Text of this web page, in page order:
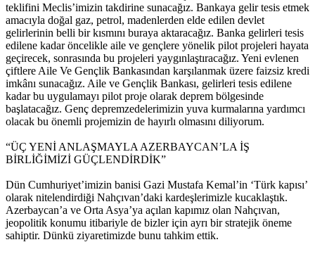
teklifini Meclis’imizin takdirine sunacağız. Bankaya gelir tesis etmek
amacıyla doğal gaz, petrol, madenlerden elde edilen devlet
gelirlerinin belli bir kısmını buraya aktaracağız. Banka gelirleri tesis
edilene kadar öncelikle aile ve gençlere yönelik pilot projeleri hayata
geçirecek, sonrasında bu projeleri yaygınlaştıracağız. Yeni evlenen
çiftlere Aile Ve Gençlik Bankasından karşılanmak üzere faizsiz kredi
imkânı sunacağız. Aile ve Gençlik Bankası, gelirleri tesis edilene
kadar bu uygulamayı pilot proje olarak deprem bölgesinde
başlatacağız. Genç depremzedelerimizin yuva kurmalarına yardımcı
olacak bu önemli projemizin de hayırlı olmasını diliyorum.
“ÜÇ YENİ ANLAŞMAYLA AZERBAYCAN’LA İŞ
BİRLİĞİMİZİ GÜÇLENDİRDİK”
Dün Cumhuriyet’imizin banisi Gazi Mustafa Kemal’in ‘Türk kapısı’
olarak nitelendirdiği Nahçıvan’daki kardeşlerimizle kucaklaştık.
Azerbaycan’a ve Orta Asya’ya açılan kapımız olan Nahçıvan,
jeopolitik konumu itibariyle de bizler için ayrı bir stratejik öneme
sahiptir. Dünkü ziyaretimizde bunu tahkim ettik.